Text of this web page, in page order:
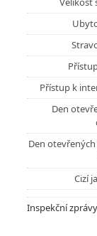
Přístup k
Den
Den
Cizí
Inspekční